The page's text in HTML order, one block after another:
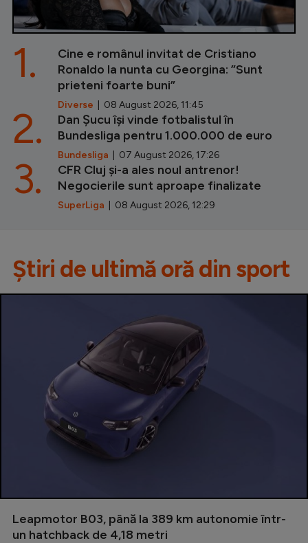
Cine e românul invitat de Cristiano
Ronaldo la nunta cu Georgina: ”Sunt
prieteni foarte buni”
Diverse | 08 August 2026, 11:45
1.
Dan Șucu își vinde fotbalistul în
Bundesliga pentru 1.000.000 de euro
Bundesliga | 07 August 2026, 17:26
2.
CFR Cluj și-a ales noul antrenor!
Negocierile sunt aproape finalizate
SuperLiga | 08 August 2026, 12:29
3.
Știri de ultimă oră din sport
Leapmotor B03, până la 389 km autonomie într-
un hatchback de 4,18 metri